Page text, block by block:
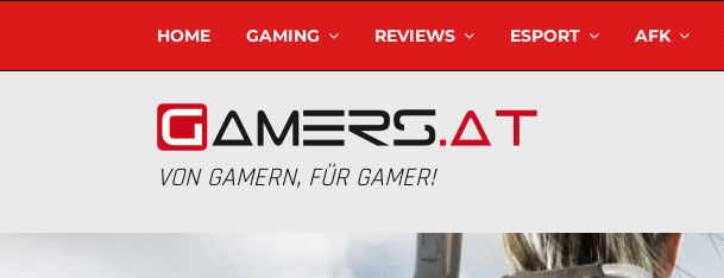
HOME GAMING REVIEWS ESPORT AFK
VON GAMERN, FÜR GAMER!